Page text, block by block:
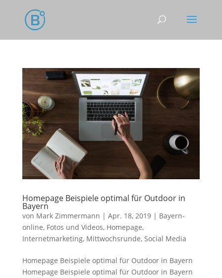
Homepage Beispiele optimal für Outdoor in
Bayern
von Mark Zimmermann | Apr. 18, 2019| Bayern-
online, Fotos und Videos, Homepage,
Internetmarketing, Mittwochsrunde, Social Media
Homepage Beispiele optimal für Outdoor in Bayern
Homepage Beispiele optimal für Outdoor in Bayern